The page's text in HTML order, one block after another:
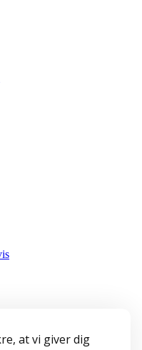
at vi giver dig